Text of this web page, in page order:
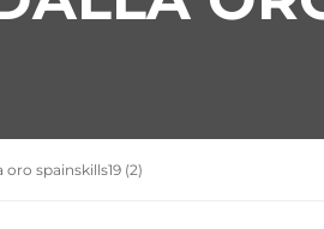
oro spainskills19 (2)